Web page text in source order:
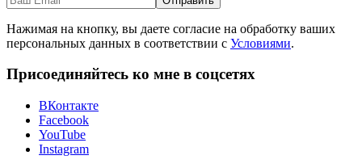
Нажимая на кнопку, вы даете согласие на обработку ваших
персональных данных в соответствии с Условиями.
Присоединяйтесь ко мне в соцсетях
ВКонтакте
Facebook
YouTube
Instagram